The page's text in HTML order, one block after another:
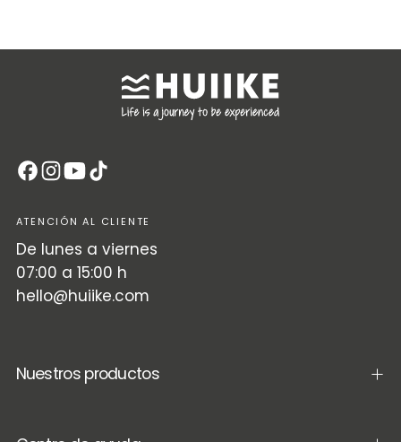
ATENCIÓN AL CLIENTE
De lunes a viernes
07:00 a 15:00 h
hello@huiike.com
Nuestros productos